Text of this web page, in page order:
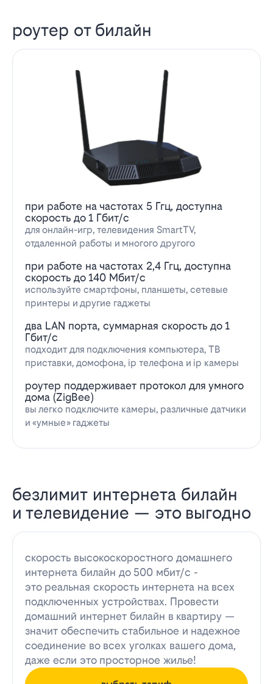
роутер от билайн
при работе на частотах 5 Ггц, доступна
скорость до 1 Гбит/с
для онлайн-игр, телевидения SmartTV,
отдаленной работы и многого другого
при работе на частотах 2,4 Ггц, доступна
скорость до 140 Мбит/с
используйте смартфоны, планшеты, сетевые
принтеры и другие гаджеты
два LAN порта, суммарная скорость до 1
Гбит/с
подходит для подключения компьютера, ТВ
приставки, домофона, ip телефона и ip камеры
роутер поддерживает протокол для умного
дома (ZigBee)
вы легко подключите камеры, различные датчики
и «умные» гаджеты
безлимит интернета билайн
и телевидение — это выгодно
скорость высокоскоростного домашнего
интернета билайн до 500 мбит/с -
это реальная скорость интернета на всех
подключенных устройствах. Провести
домашний интернет билайн в квартиру —
значит обеспечить стабильное и надежное
соединение во всех уголках вашего дома,
даже если это просторное жилье!